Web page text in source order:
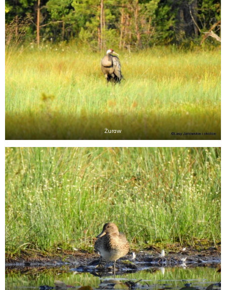
Żuraw